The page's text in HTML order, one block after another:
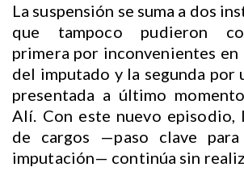
La suspensión se suma a dos
que tampoco pudieron
primera por inconvenientes
del imputado y la segunda por
presentada a último
Alí. Con este nuevo episodio,
de cargos —paso clave
imputación— continúa sin